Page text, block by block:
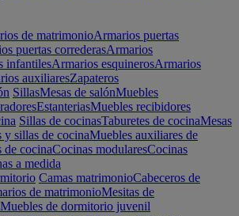
de matrimonioArmarios puertas
puertas correderasArmarios
infantilesArmarios esquinerosArmarios
auxiliaresZapateros
SillasMesas de salónMuebles
EstanteriasMuebles recibidores
Sillas de cocinasTaburetes de cocinaMesas
y sillas de cocinaMuebles auxiliares de
de cocinaCocinas modularesCocinas
a medida
Camas matrimonioCabeceros de
de matrimonioMesitas de
Muebles de dormitorio juvenil